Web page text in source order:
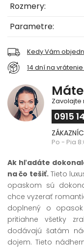
Rozmery:
Parametre:
Kedy Vám
14 dní na
Zavolajte
0915
Po - Pia
Ak hľadáte
na čo tešiť.Tieto
opaskom sú
chce vyzerať
doplnený o
pritiahne všetky
dodávajú šatám
dojem. Tieto